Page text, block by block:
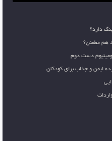
دارد؟
هم مطمئن؟
دست دوم
ایمن و جذاب برای کودکان